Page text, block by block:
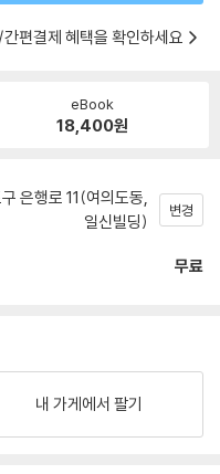
편결제 혜택을 확인하세요
eBook
18,400원
은행로 11(여의도동,
일신빌딩)
변경
무료
내 가게에서 팔기